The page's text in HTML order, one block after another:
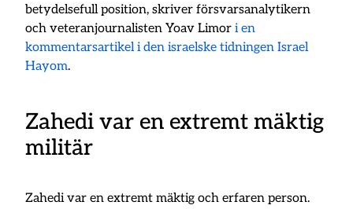
betydelsefull position, skriver försvarsanalytikern
och veteranjournalisten Yoav Limori en
kommentarsartikel i den israelske tidningen Israel
Hayom.
Zahedi var en extremt mäktig
militär
Zahedi var en extremt mäktig och erfaren person.